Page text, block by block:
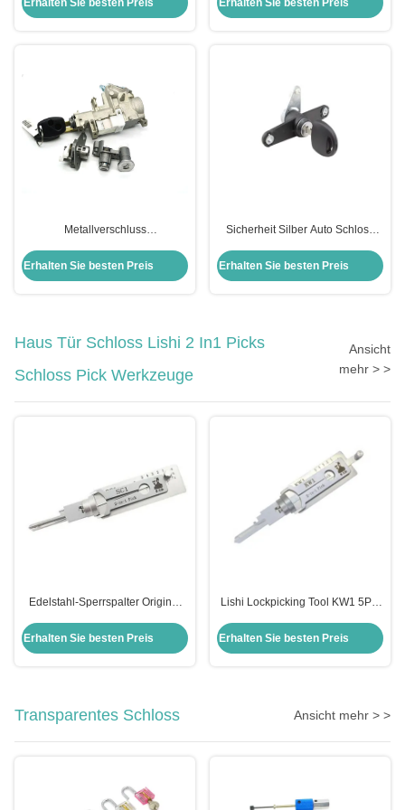
Erhalten Sie besten Preis Erhalten Sie besten Preis
Metallverschluss
Zündverschluss Set Honda Civic
Verschluss Set für Honda Auto
Erhalten Sie besten Preis
Sicherheit Silber Auto Schloss
Opel Ersatz
Erhalten Sie besten Preis
Haus Tür Schloss Lishi 2 In1 Picks
Schloss Pick Werkzeuge
Ansicht
mehr > >
Edelstahl-Sperrspalter Original
Erhalten Sie besten Preis
Lishi Lockpicking Tool KW1 5Pin
Decoder Tool
Erhalten Sie besten Preis
Transparentes Schloss Ansicht mehr > >